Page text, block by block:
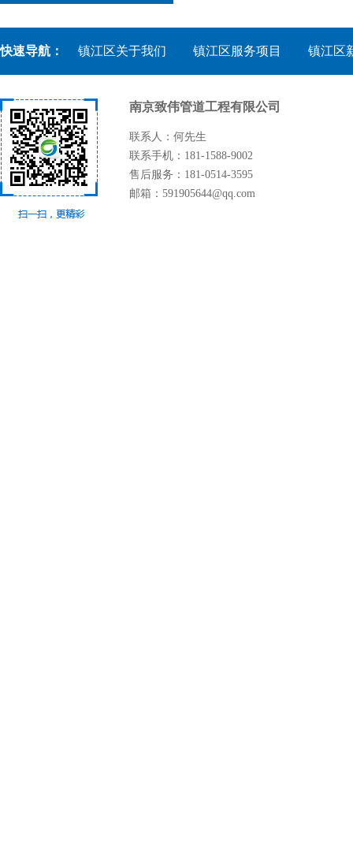
快速导航： 镇江区关于我们 镇江区服务项目 镇江区
南京致伟管道工程有限公司
联系人：何先生
联系手机：181-1588-9002
售后服务：181-0514-3595
邮箱：591905644@qq.com